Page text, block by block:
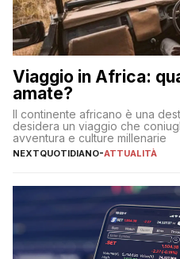
Viaggio in Africa:
amate?
Il continente africano è una
desidera un viaggio che
avventura e culture millenarie
NEXTQUOTIDIANO-ATTUALITÀ